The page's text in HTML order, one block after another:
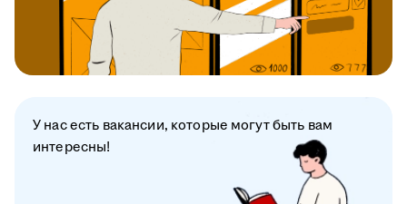
У нас есть вакансии, которые могут быть вам
интересны!